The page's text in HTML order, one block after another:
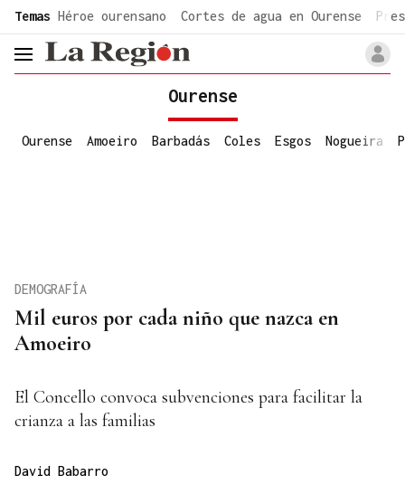
common.go-to-content
Temas Héroe ourensano Cortes de agua en Ourense
header.menu.open
Ourense
Ourense Amoeiro Barbadás Coles Esgos Nogueira
Mil euros por cada niño que nazca en
Amoeiro
DEMOGRAFÍA
El Concello convoca subvenciones para facilitar la
crianza a las familias
David Babarro